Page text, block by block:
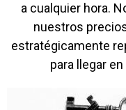
a cualquier hora.
nuestros
estratégicamente
para llegar